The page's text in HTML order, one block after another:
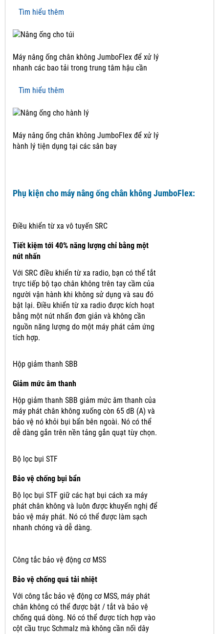
Tìm hiểu thêm
Máy nâng ống chân không JumboFlex để xử lý
nhanh các bao tải trong trung tâm hậu cần
Tìm hiểu thêm
Máy nâng ống chân không JumboFlex để xử lý
hành lý tiện dụng tại các sân bay
Phụ kiện cho máy nâng ống chân không JumboFlex:
Điều khiển từ xa vô tuyến SRC
Tiết kiệm tới 40% năng lượng chỉ bằng một
nút nhấn
Với SRC điều khiển từ xa radio, bạn có thể tắt
trực tiếp bộ tạo chân không trên tay cầm của
người vận hành khi không sử dụng và sau đó
bật lại. Điều khiển từ xa radio được kích hoạt
bằng một nút nhấn đơn giản và không cần
nguồn năng lượng do một máy phát cảm ứng
tích hợp.
Hộp giảm thanh SBB
Giảm mức âm thanh
Hộp giảm thanh SBB giảm mức âm thanh của
máy phát chân không xuống còn 65 dB (A) và
bảo vệ nó khỏi bụi bẩn bên ngoài. Nó có thể
dễ dàng gắn trên nền tảng gắn quạt tùy chọn.
Bộ lọc bụi STF
Bảo vệ chống bụi bẩn
Bộ lọc bụi STF giữ các hạt bụi cách xa máy
phát chân không và luôn được khuyến nghị để
bảo vệ máy phát. Nó có thể được làm sạch
nhanh chóng và dễ dàng.
Công tắc bảo vệ động cơ MSS
Bảo vệ chống quá tải nhiệt
Với công tắc bảo vệ động cơ MSS, máy phát
chân không có thể được bật / tắt và bảo vệ
chống quá dòng. Nó có thể được tích hợp vào
cột cầu trục Schmalz mà không cần nối dây